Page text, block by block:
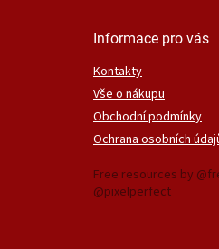
Informace pro vás
Kontakty
Vše o nákupu
Obchodní podmínky
Ochrana osobních
Free resources by
@pixelperfect